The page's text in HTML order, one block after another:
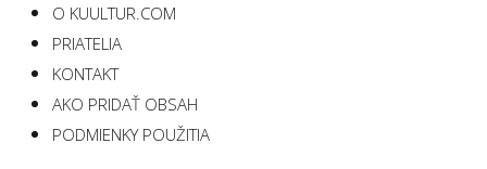
O KUULTUR.COM
PRIATELIA
KONTAKT
AKO PRIDAŤ OBSAH
PODMIENKY POUŽITIA